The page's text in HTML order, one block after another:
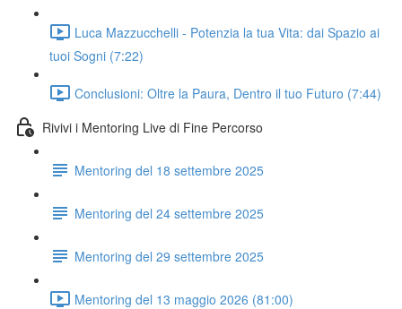
Luca Mazzucchelli - Potenzia la tua Vita: dai Spazio ai
tuoi Sogni (7:22)
Conclusioni: Oltre la Paura, Dentro il tuo Futuro (7:44)
Rivivi i Mentoring Live di Fine Percorso
Mentoring del 18 settembre 2025
Mentoring del 24 settembre 2025
Mentoring del 29 settembre 2025
Mentoring del 13 maggio 2026 (81:00)